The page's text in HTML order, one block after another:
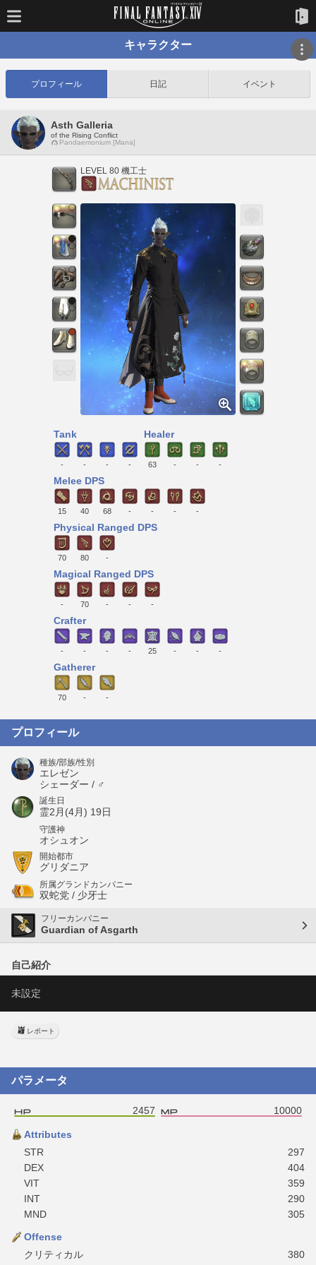
キャラクター
プロフィール 日記 イベント
Asth Galleria
of the Rising Conflict
Pandaemonium [Mana]
LEVEL 80 機工士
Tank
- - - -
Healer
63 - - -
Melee DPS
15 40 68 - - - -
Physical Ranged DPS
70 80 -
Magical Ranged DPS
- 70 - - -
Crafter
- - - - 25 - - -
Gatherer
70 - -
プロフィール
種族/部族/性別
エレゼン
シェーダー / ♂
誕生日
霊2月(4月) 19日
守護神
オシュオン
開始都市
グリダニア
所属グランドカンパニー
双蛇党 / 少牙士
フリーカンパニー
Guardian of Asgarth
自己紹介
未設定
レポート
パラメータ
2457 10000
Attributes
STR
297
DEX
404
VIT
359
INT
290
MND
305
Offense
クリティカル
380